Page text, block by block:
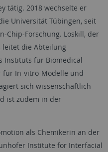
tätig. 2018 wechselte er
Universität Tübingen, seit
Chip-Forschung. Loskill, der
leitet die Abteilung
Instituts für Biomedical
für In-vitro-Modelle und
sich wissenschaftlich
ist zudem in der
als Chemikerin an der
Institute for Interfacial